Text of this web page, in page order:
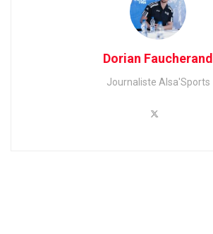
Dorian Faucherand
Journaliste Alsa'Sports